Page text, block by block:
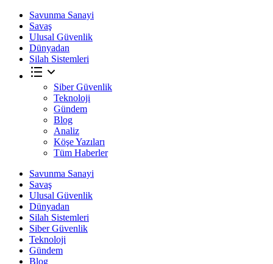
Savunma Sanayi
Savaş
Ulusal Güvenlik
Dünyadan
Silah Sistemleri
Siber Güvenlik
Teknoloji
Gündem
Blog
Analiz
Köşe Yazıları
Tüm Haberler
Savunma Sanayi
Savaş
Ulusal Güvenlik
Dünyadan
Silah Sistemleri
Siber Güvenlik
Teknoloji
Gündem
Blog